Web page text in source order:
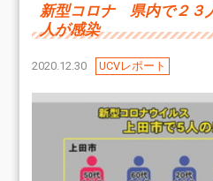
新型コロナ 県内で２
人が感染
2020.12.30 UCVレポート